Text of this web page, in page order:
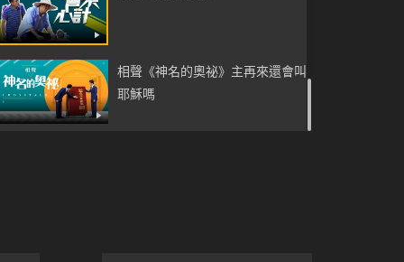
相聲《神名的奧祕》主再來還會叫
耶穌嗎